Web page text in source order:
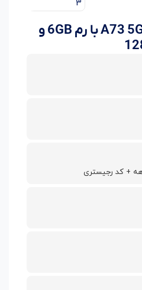
گوشی سامسونگ A73 5G با رم 6GB و